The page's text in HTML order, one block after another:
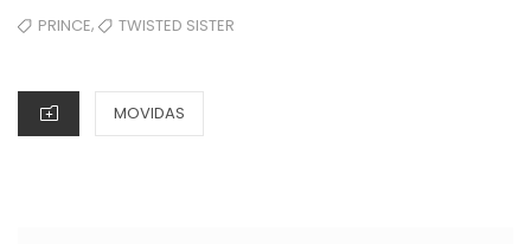
PRINCE, TWISTED SISTER
CATEGORIES
MOVIDAS